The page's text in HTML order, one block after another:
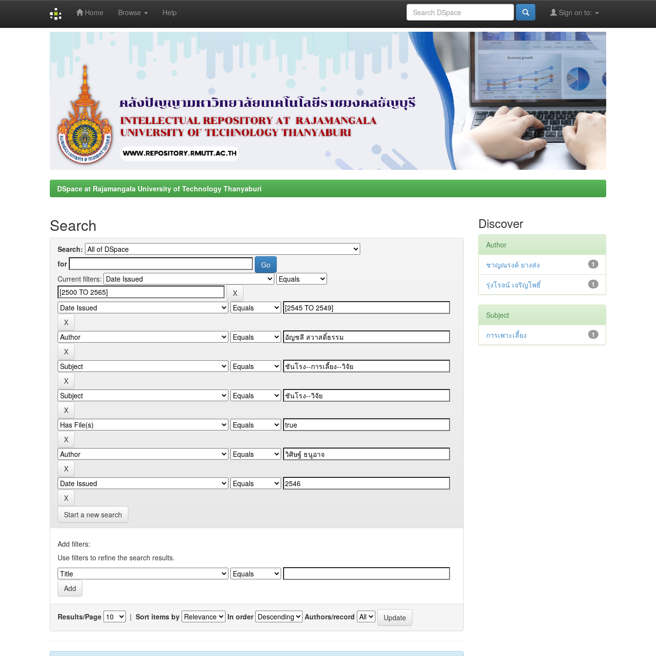
Home Browse Help Sign on to:
DSpace at Rajamangala University of Technology Thanyaburi
Search
Search:
for
Current filters:
Start a new search
Add filters:
Use filters to refine the search results.
Results/Page | Sort items by In order Authors/record
Discover
Author
1
ชาญณรงค์ ยางส่ง
1
รุ่งโรจน์ เจริญโพธิ์
Subject
1
การเพาะเลี้ยง